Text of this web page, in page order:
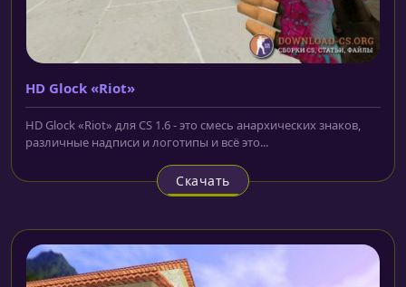
HD Glock «Riot»
HD Glock «Riot» для CS 1.6 - это смесь анархических знаков,
различные надписи и логотипы и всё это...
Скачать